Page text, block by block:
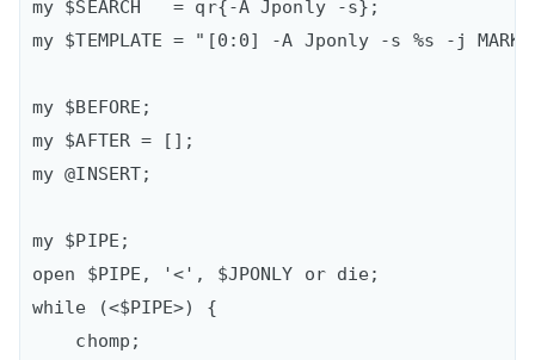
my $SEARCH   = qr{-A Jponly -s};
my $TEMPLATE = "[0:0] -A Jponly -s %s -j
my $BEFORE;
my $AFTER = [];
my @INSERT;
my $PIPE;
open $PIPE, '<', $JPONLY or die;
while (<$PIPE>) {
    chomp;